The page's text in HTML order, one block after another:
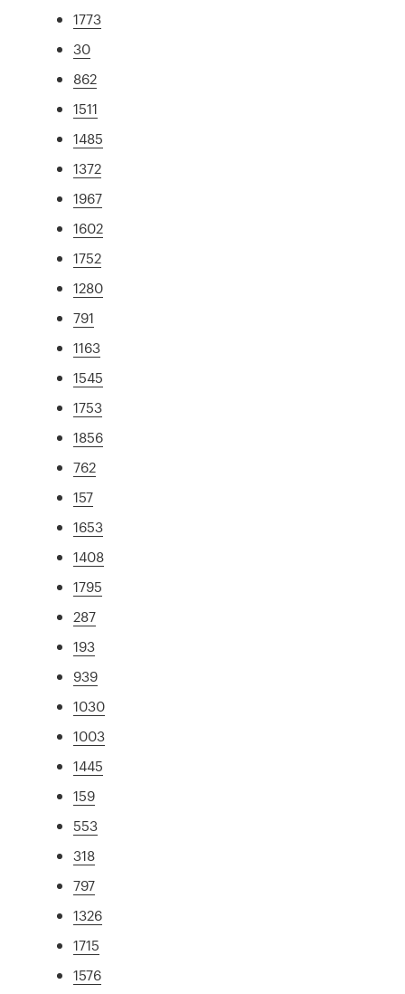
1773
30
862
1511
1485
1372
1967
1602
1752
1280
791
1163
1545
1753
1856
762
157
1653
1408
1795
287
193
939
1030
1003
1445
159
553
318
797
1326
1715
1576